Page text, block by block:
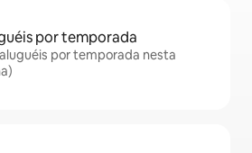
por temporada
por temporada nesta